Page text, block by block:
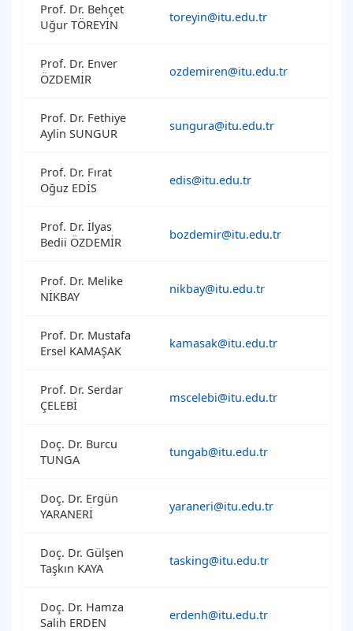
Prof. Dr. Behçet
Uğur TÖREYİN
toreyin@itu.edu.tr
Prof. Dr. Enver
ÖZDEMİR
ozdemiren@itu.edu.tr
Prof. Dr. Fethiye
Aylin SUNGUR
sungura@itu.edu.tr
Prof. Dr. Fırat
Oğuz EDİS
edis@itu.edu.tr
Prof. Dr. İlyas
Bedii ÖZDEMİR
bozdemir@itu.edu.tr
Prof. Dr. Melike
NİKBAY
nikbay@itu.edu.tr
Prof. Dr. Mustafa
Ersel KAMAŞAK
kamasak@itu.edu.tr
Prof. Dr. Serdar
ÇELEBİ
mscelebi@itu.edu.tr
Doç. Dr. Burcu
TUNGA
tungab@itu.edu.tr
Doç. Dr. Ergün
YARANERİ
yaraneri@itu.edu.tr
Doç. Dr. Gülşen
Taşkın KAYA
tasking@itu.edu.tr
Doç. Dr. Hamza
Salih ERDEN
erdenh@itu.edu.tr